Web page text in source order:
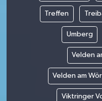
Treffen
Umberg
Velden
Velden am
Viktringer